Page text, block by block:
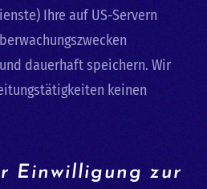
Ihre auf US-Servern
dauerhaft speichern. Wir
keinen
Einwilligung zur